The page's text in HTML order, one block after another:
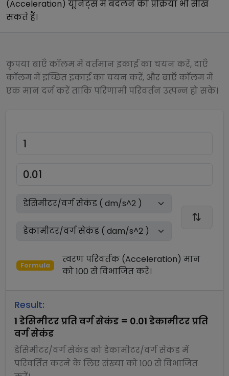
(Acceleration) यूनिट्स में बदलने की प्रक्रिया भी सीख
सकते हैं।
कृपया बाएँ कॉलम में वर्तमान इकाई का चयन करें, दाएँ
कॉलम में इच्छित इकाई का चयन करें, और बाएँ कॉलम में
एक मान दर्ज करें ताकि परिणामी परिवर्तन उत्पन्न हो सके।
Formula
त्वरण परिवर्तक (Acceleration) मान
को100 सेविभाजितकरें।
Result:
1 डेसिमीटर प्रति वर्ग सेकंड = 0.01 डेकामीटर प्रति
वर्ग सेकंड
डेसिमीटर/वर्ग सेकंडकोडेकामीटर/वर्ग सेकंडमें
परिवर्तित करने के लिए संख्या को100 सेविभाजित